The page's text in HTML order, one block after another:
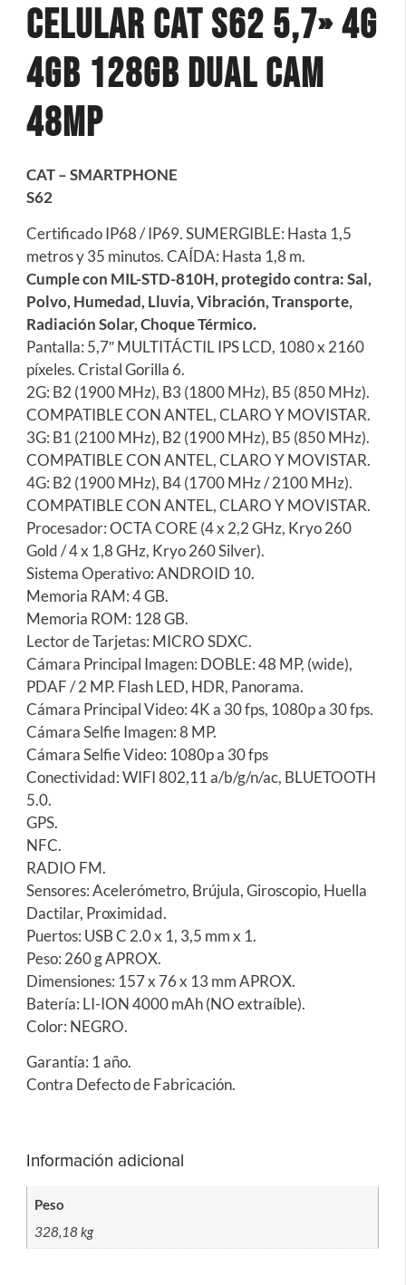
Celular Cat S62 5,7» 4g
4gb 128gb Dual Cam
48mp
CAT – SMARTPHONE
S62
Certificado IP68 / IP69. SUMERGIBLE: Hasta 1,5
metros y 35 minutos. CAÍDA: Hasta 1,8 m.
Cumple con MIL-STD-810H, protegido contra: Sal,
Polvo, Humedad, Lluvia, Vibración, Transporte,
Radiación Solar, Choque Térmico.
Pantalla: 5,7″ MULTITÁCTIL IPS LCD, 1080 x 2160
píxeles. Cristal Gorilla 6.
2G: B2 (1900 MHz), B3 (1800 MHz), B5 (850 MHz).
COMPATIBLE CON ANTEL, CLARO Y MOVISTAR.
3G: B1 (2100 MHz), B2 (1900 MHz), B5 (850 MHz).
COMPATIBLE CON ANTEL, CLARO Y MOVISTAR.
4G: B2 (1900 MHz), B4 (1700 MHz / 2100 MHz).
COMPATIBLE CON ANTEL, CLARO Y MOVISTAR.
Procesador: OCTA CORE (4 x 2,2 GHz, Kryo 260
Gold / 4 x 1,8 GHz, Kryo 260 Silver).
Sistema Operativo: ANDROID 10.
Memoria RAM: 4 GB.
Memoria ROM: 128 GB.
Lector de Tarjetas: MICRO SDXC.
Cámara Principal Imagen: DOBLE: 48 MP, (wide),
PDAF / 2 MP. Flash LED, HDR, Panorama.
Cámara Principal Video: 4K a 30 fps, 1080p a 30 fps.
Cámara Selfie Imagen: 8 MP.
Cámara Selfie Video: 1080p a 30 fps
Conectividad: WIFI 802,11 a/b/g/n/ac, BLUETOOTH
5.0.
GPS.
NFC.
RADIO FM.
Sensores: Acelerómetro, Brújula, Giroscopio, Huella
Dactilar, Proximidad.
Puertos: USB C 2.0 x 1, 3,5 mm x 1.
Peso: 260 g APROX.
Dimensiones: 157 x 76 x 13 mm APROX.
Batería: LI-ION 4000 mAh (NO extraíble).
Color: NEGRO.
Garantía: 1 año.
Contra Defecto de Fabricación.
Información adicional
Peso
328,18 kg